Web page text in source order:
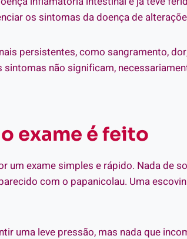
os sintomas da doença de
persistentes, como sangramento,
sintomas não significam,
exame é feito
um exame simples e rápido. Nada de
com o papanicolau. Uma
uma leve pressão, mas nada que